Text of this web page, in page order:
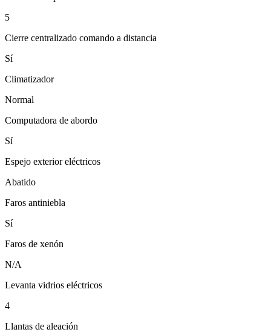
5
Cierre centralizado comando a distancia
Sí
Climatizador
Normal
Computadora de abordo
Sí
Espejo exterior eléctricos
Abatido
Faros antiniebla
Sí
Faros de xenón
N/A
Levanta vidrios eléctricos
4
Llantas de aleación